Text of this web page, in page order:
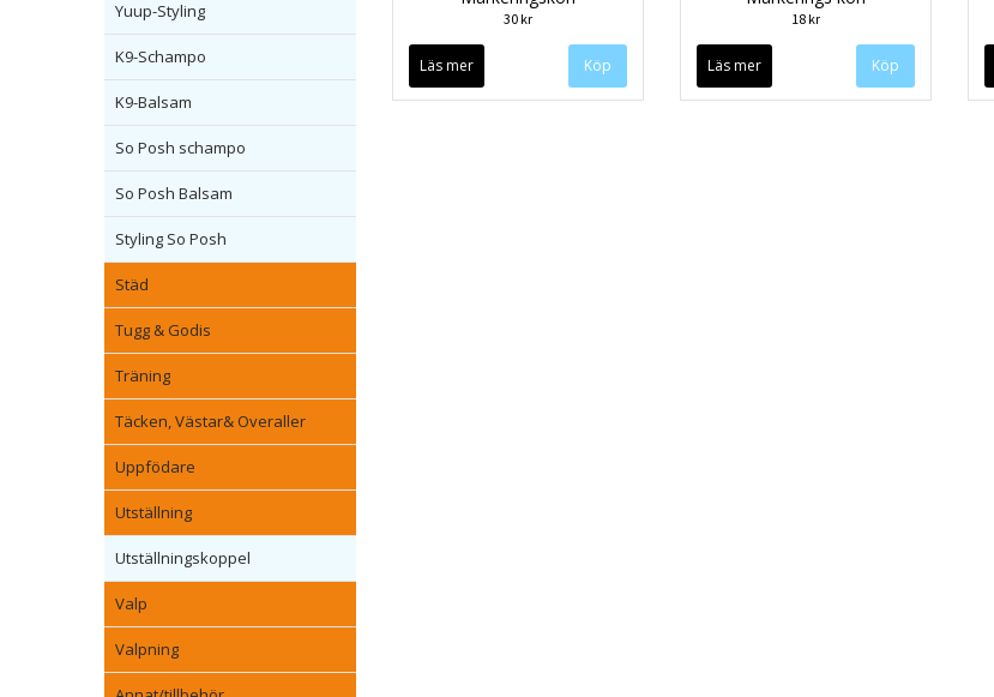
Yuup-Styling
K9-Schampo
K9-Balsam
So Posh schampo
So Posh Balsam
Styling So Posh
Städ
Tugg & Godis
Träning
Täcken, Västar& Overaller
Uppfödare
Utställning
Utställningskoppel
Valp
Valpning
30 kr
Läs mer
18 kr
Läs mer